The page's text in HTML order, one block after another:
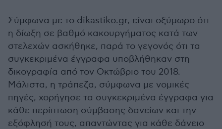
Σύμφωνα με το dikastiko.gr, είναι οξύμωρο ότι
η δίωξη σε βαθμό κακουργήματος κατά των
στελεχών ασκήθηκε, παρά το γεγονός ότι τα
συγκεκριμένα έγγραφα υποβλήθηκαν στη
δικογραφία από τον Οκτώβριο του 2018.
Μάλιστα, η τράπεζα, σύμφωνα με νομικές
πηγές, χορήγησε τα συγκεκριμένα έγγραφα για
κάθε περίπτωση σύμβασης δανείων και την
εξόφλησή τους, απαντώντας για κάθε δάνειο